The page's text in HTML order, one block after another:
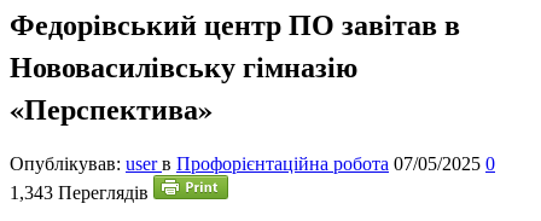
Федорівський центр ПО завітав в
Нововасилівську гімназію
«Перспектива»
Опублікував: userв Профорієнтаційна робота 07/05/2025 0
1,343 Переглядів